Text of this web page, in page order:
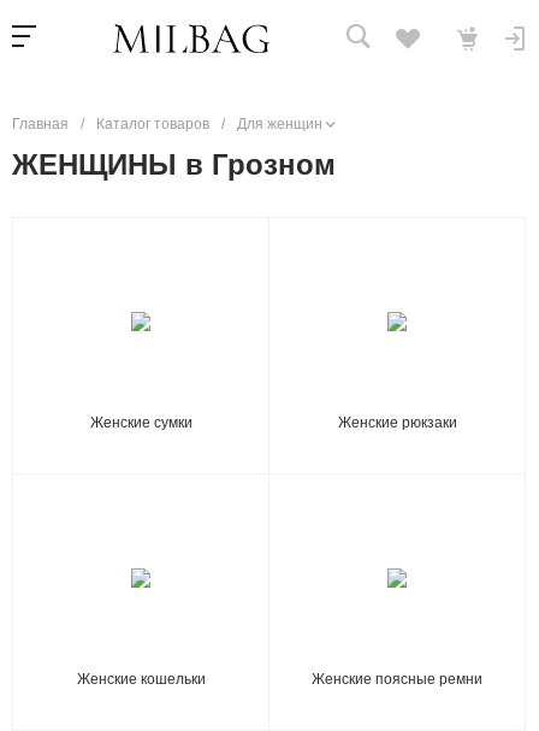
Главная / Каталог товаров / Для женщин
ЖЕНЩИНЫ в Грозном
Женские сумки Женские рюкзаки
Женские кошельки Женские поясные ремни